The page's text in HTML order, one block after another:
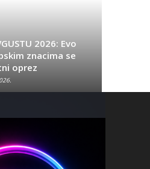
2026: Evo
znacima se
oprez